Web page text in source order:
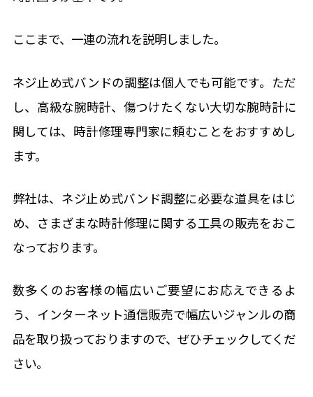
ここまで、一連の流れを説明しました。
ネジ止め式バンドの調整は個人でも可能です。ただ
し、高級な腕時計、傷つけたくない大切な腕時計に
関しては、時計修理専門家に頼むことをおすすめし
ます。
弊社は、ネジ止め式バンド調整に必要な道具をはじ
め、さまざまな時計修理に関する工具の販売をおこ
なっております。
数多くのお客様の幅広いご要望にお応えできるよ
う、インターネット通信販売で幅広いジャンルの商
品を取り扱っておりますので、ぜひチェックしてくだ
さい。